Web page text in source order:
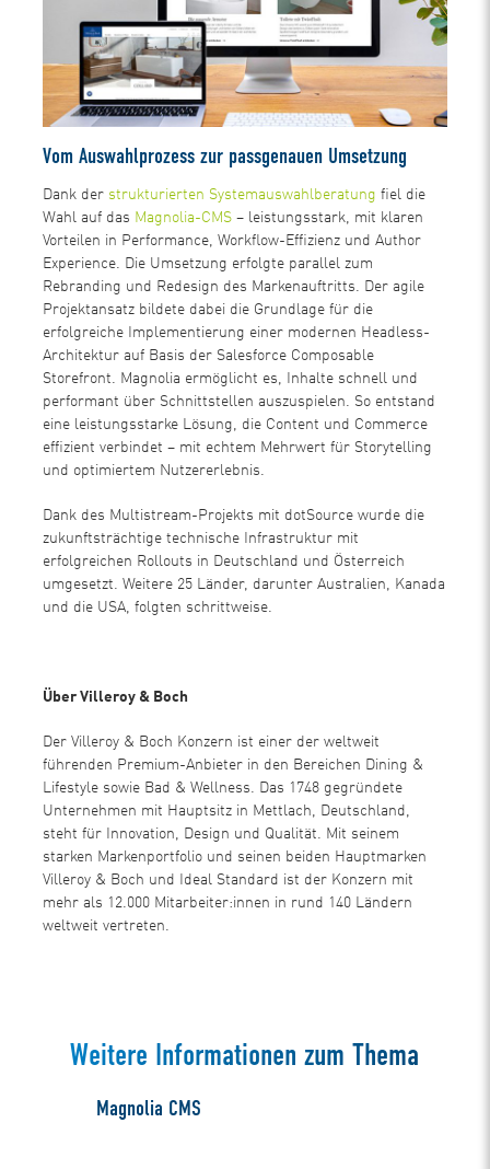
Vom Auswahlprozess zur passgenauen Umsetzung
Dank der strukturierten Systemauswahlberatung fiel die
Wahl auf das Magnolia-CMS – leistungsstark, mit klaren
Vorteilen in Performance, Workflow-Effizienz und Author
Experience. Die Umsetzung erfolgte parallel zum
Rebranding und Redesign des Markenauftritts. Der agile
Projektansatz bildete dabei die Grundlage für die
erfolgreiche Implementierung einer modernen Headless-
Architektur auf Basis der Salesforce Composable
Storefront. Magnolia ermöglicht es, Inhalte schnell und
performant über Schnittstellen auszuspielen. So entstand
eine leistungsstarke Lösung, die Content und Commerce
effizient verbindet – mit echtem Mehrwert für Storytelling
und optimiertem Nutzererlebnis.
Dank des Multistream-Projekts mit dotSource wurde die
zukunftsträchtige technische Infrastruktur mit
erfolgreichen Rollouts in Deutschland und Österreich
umgesetzt. Weitere 25 Länder, darunter Australien, Kanada
und die USA, folgten schrittweise.
Über Villeroy & Boch
Der Villeroy & Boch Konzern ist einer der weltweit
führenden Premium-Anbieter in den Bereichen Dining &
Lifestyle sowie Bad & Wellness. Das 1748 gegründete
Unternehmen mit Hauptsitz in Mettlach, Deutschland,
steht für Innovation, Design und Qualität. Mit seinem
starken Markenportfolio und seinen beiden Hauptmarken
Villeroy & Boch und Ideal Standard ist der Konzern mit
mehr als 12.000 Mitarbeiter:innen in rund 140 Ländern
weltweit vertreten.
Weitere Informationen zum Thema
Magnolia CMS